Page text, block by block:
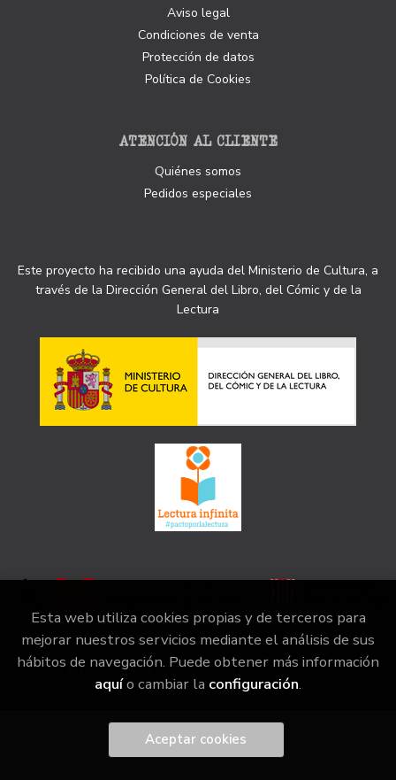
Aviso legal
Condiciones de venta
Protección de datos
Política de Cookies
ATENCIÓN AL CLIENTE
Quiénes somos
Pedidos especiales
Este proyecto ha recibido una ayuda del Ministerio de Cultura, a
través de la Dirección General del Libro, del Cómic y de la
Lectura
2026 ©la irreductible . Todos los Derechos Reservados |
Grupo Trevenque
Esta web utiliza cookies propias y de terceros para
mejorar nuestros servicios mediante el análisis de sus
hábitos de navegación. Puede obtener más información
aquío cambiar la configuración.
Aceptar cookies